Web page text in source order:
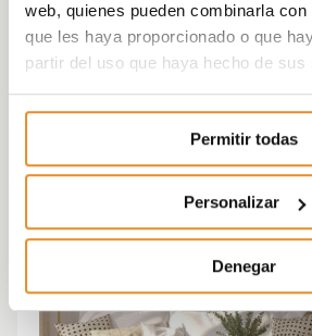
web, quienes pueden combinarla
que les haya proporcionado o que
partir del uso que haya hecho de sus
Permitir todas
Personalizar
Denegar